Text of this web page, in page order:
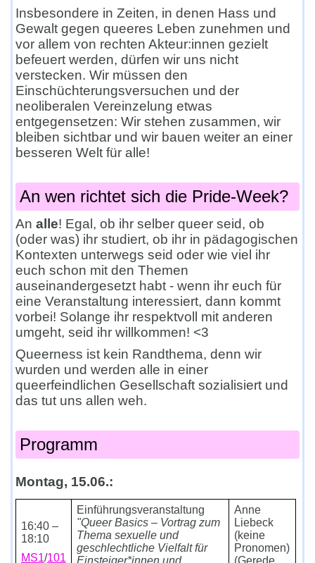
Insbesondere in Zeiten, in denen Hass und
Gewalt gegen queeres Leben zunehmen und
vor allem von rechten Akteur:innen gezielt
befeuert werden, dürfen wir uns nicht
verstecken. Wir müssen den
Einschüchterungsversuchen und der
neoliberalen Vereinzelung etwas
entgegensetzen: Wir stehen zusammen, wir
bleiben sichtbar und wir bauen weiter an einer
besseren Welt für alle!
An wen richtet sich die Pride-Week?
Analle! Egal, ob ihr selber queer seid, ob
(oder was) ihr studiert, ob ihr in pädagogischen
Kontexten unterwegs seid oder wie viel ihr
euch schon mit den Themen
auseinandergesetzt habt - wenn ihr euch für
eine Veranstaltung interessiert, dann kommt
vorbei! Solange ihr respektvoll mit anderen
umgeht, seid ihr willkommen! <3
Queerness ist kein Randthema, denn wir
wurden und werden alle in einer
queerfeindlichen Gesellschaft sozialisiert und
das tut uns allen weh.
Programm
Montag, 15.06.:
16:40 –
18:10
MS1/101
Einführungsveranstaltung
"Queer Basics – Vortrag zum
Thema sexuelle und
geschlechtliche Vielfalt für
Einsteiger*innen und
Anne
Liebeck
(keine
Pronomen)
(Gerede